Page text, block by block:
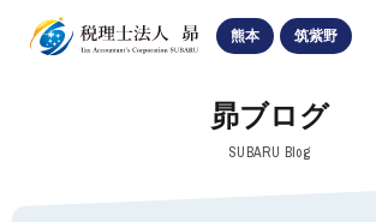
SUBARU 熊本 筑紫野
navigation
昴ブログ
SUBARU Blog